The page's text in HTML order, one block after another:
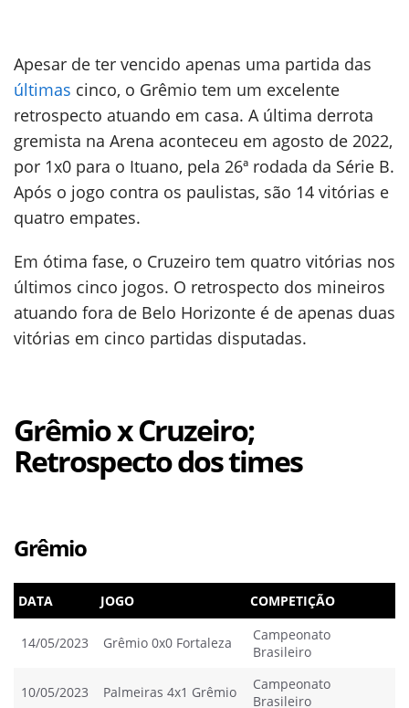
Apesar de ter vencido apenas uma partida das
últimas cinco, o Grêmio tem um excelente
retrospecto atuando em casa. A última derrota
gremista na Arena aconteceu em agosto de 2022,
por 1x0 para o Ituano, pela 26ª rodada da Série B.
Após o jogo contra os paulistas, são 14 vitórias e
quatro empates.
Em ótima fase, o Cruzeiro tem quatro vitórias nos
últimos cinco jogos. O retrospecto dos mineiros
atuando fora de Belo Horizonte é de apenas duas
vitórias em cinco partidas disputadas.
Grêmio x Cruzeiro;
Retrospecto dos times
Grêmio
DATA JOGO COMPETIÇÃO
14/05/2023 Grêmio 0x0 Fortaleza
Campeonato
Brasileiro
10/05/2023 Palmeiras 4x1 Grêmio
Campeonato
Brasileiro